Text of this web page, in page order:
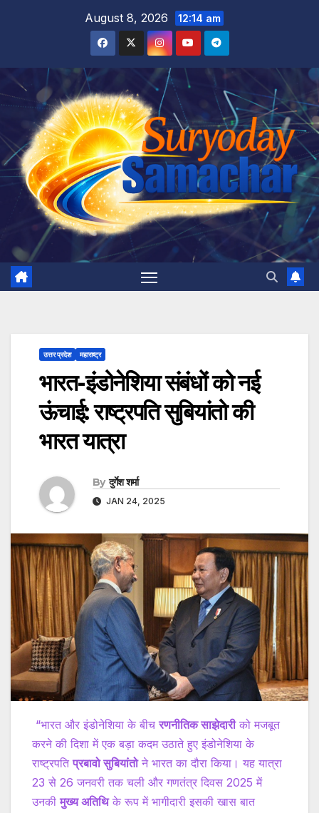
August 8, 2026 12:14 am
उत्तर प्रदेश महाराष्ट्र
भारत-इंडोनेशिया संबंधों को नई
ऊंचाई: राष्ट्रपति सुबियांतो की
भारत यात्रा
By दुर्गेश शर्मा
JAN 24, 2025
“भारत और इंडोनेशिया के बीचरणनीतिक साझेदारीको मजबूत
करने की दिशा में एक बड़ा कदम उठाते हुए इंडोनेशिया के
राष्ट्रपतिप्रबावो सुबियांतोने भारत का दौरा किया। यह यात्रा
23 से 26 जनवरी तक चली और गणतंत्र दिवस 2025 में
उनकीमुख्य अतिथिके रूप में भागीदारी इसकी खास बात